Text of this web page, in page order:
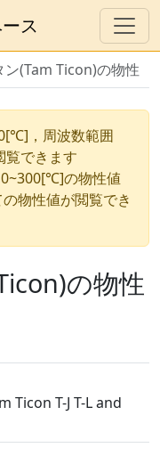
ス
ン(Tam Ticon)の物性
，周波数範囲
覧できます
の物性値
物性値が閲覧でき
の物性
T-J T-L and